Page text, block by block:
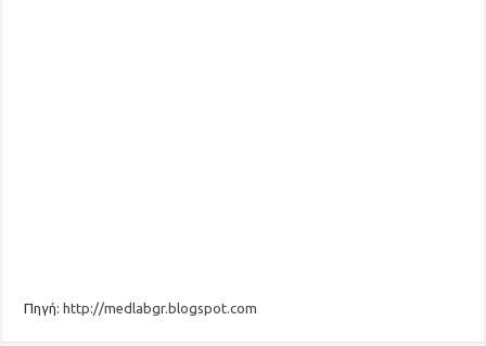
Πηγή: http://medlabgr.blogspot.com